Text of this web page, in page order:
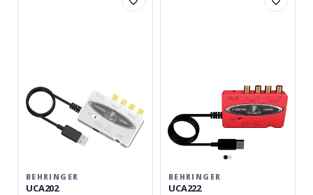
BEHRINGER
UCA202
BEHRINGER
UCA222